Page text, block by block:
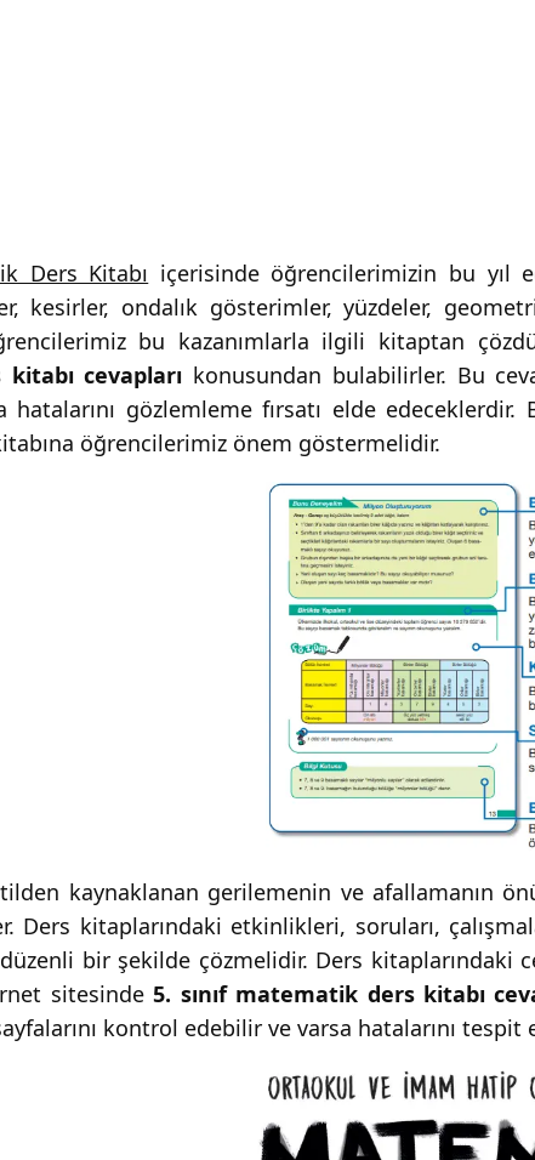
Ders Kitabı içerisinde öğrencilerimizin bu yıl
kesirler, ondalık gösterimler, yüzdeler,
bu kazanımlarla ilgili kitaptan
cevapları konusundan bulabilirler. Bu
hatalarını gözlemleme fırsatı elde
öğrencilerimiz önem göstermelidir.
kaynaklanan gerilemenin ve afallamanın
Ders kitaplarındaki etkinlikleri, soruları,
bir şekilde çözmelidir. Ders
sitesinde5. sınıf matematik ders kitabı
kontrol edebilir ve varsa hatalarını tespit